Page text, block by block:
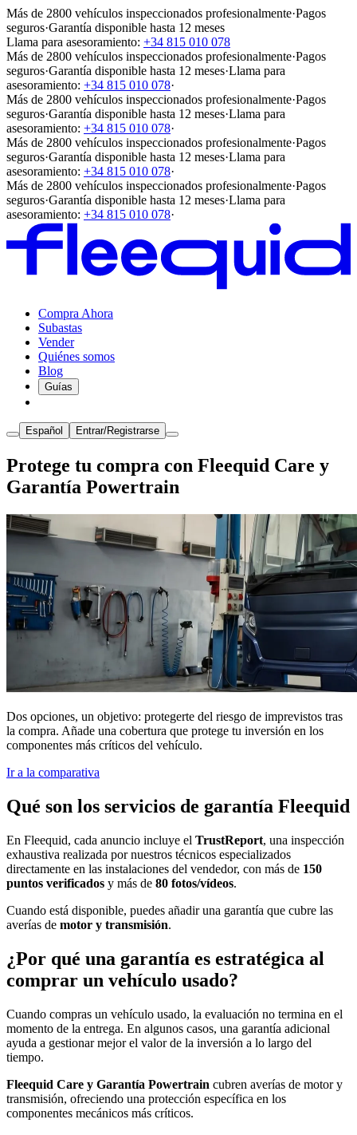
Más de 2800 vehículos inspeccionados profesionalmente·Pagos
seguros·Garantía disponible hasta 12 meses
Llama para asesoramiento: +34 815 010 078
Más de 2800 vehículos inspeccionados profesionalmente·Pagos
seguros·Garantía disponible hasta 12 meses·Llama para
asesoramiento: +34 815 010 078·
Más de 2800 vehículos inspeccionados profesionalmente·Pagos
seguros·Garantía disponible hasta 12 meses·Llama para
asesoramiento: +34 815 010 078·
Más de 2800 vehículos inspeccionados profesionalmente·Pagos
seguros·Garantía disponible hasta 12 meses·Llama para
asesoramiento: +34 815 010 078·
Más de 2800 vehículos inspeccionados profesionalmente·Pagos
seguros·Garantía disponible hasta 12 meses·Llama para
asesoramiento: +34 815 010 078·
Compra Ahora
Subastas
Vender
Quiénes somos
Blog
Guías
Español Entrar/Registrarse
Protege tu compra con Fleequid Care y
Garantía Powertrain
Dos opciones, un objetivo: protegerte del riesgo de imprevistos tras
la compra. Añade una cobertura que protege tu inversión en los
componentes más críticos del vehículo.
Ir a la comparativa
Qué son los servicios de garantía Fleequid
En Fleequid, cada anuncio incluye el TrustReport, una inspección
exhaustiva realizada por nuestros técnicos especializados
directamente en las instalaciones del vendedor, con más de 150
puntos verificados y más de 80 fotos/vídeos.
Cuando está disponible, puedes añadir una garantía que cubre las
averías de motor y transmisión.
¿Por qué una garantía es estratégica al
comprar un vehículo usado?
Cuando compras un vehículo usado, la evaluación no termina en el
momento de la entrega. En algunos casos, una garantía adicional
ayuda a gestionar mejor el valor de la inversión a lo largo del
tiempo.
Fleequid Care y Garantía Powertrain cubren averías de motor y
transmisión, ofreciendo una protección específica en los
componentes mecánicos más críticos.